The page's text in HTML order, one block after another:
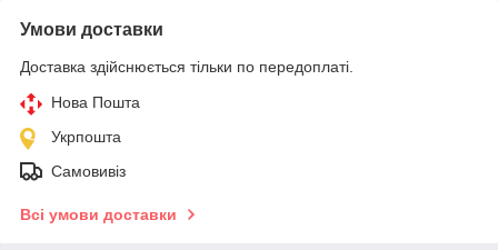
Умови доставки
Доставка здійснюється тільки по передоплаті.
Нова Пошта
Укрпошта
Самовивіз
Всі умови доставки